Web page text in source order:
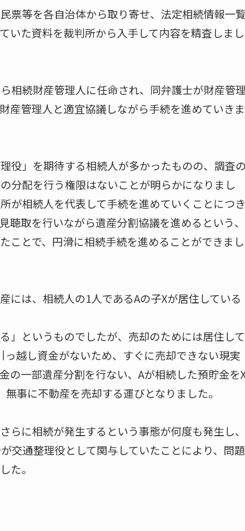
票等を各自治体から取り寄せ、法定相続情報一
いた資料を裁判所から入手して内容を精査しまし
相続財産管理人に任命され、同弁護士が財産管
産管理人と適宜協議しながら手続を進めていきま
役」を期待する相続人が多かったものの、調査
分配を行う権限はないことが明らかになりまし
が相続人を代表して手続を進めていくことにつき
取を行いながら遺産分割協議を進めるという、
ことで、円滑に相続手続を進めることができまし
には、相続人の1人であるAの子Xが居住している
」というものでしたが、売却のためには居住して
越し資金がないため、すぐに売却できない現実
の一部遺産分割を行ない、Aが相続した預貯金を
事に不動産を売却する運びとなりました。
らに相続が発生するという事態が何度も発生し、
交通整理役として関与していたことにより、問題
た。